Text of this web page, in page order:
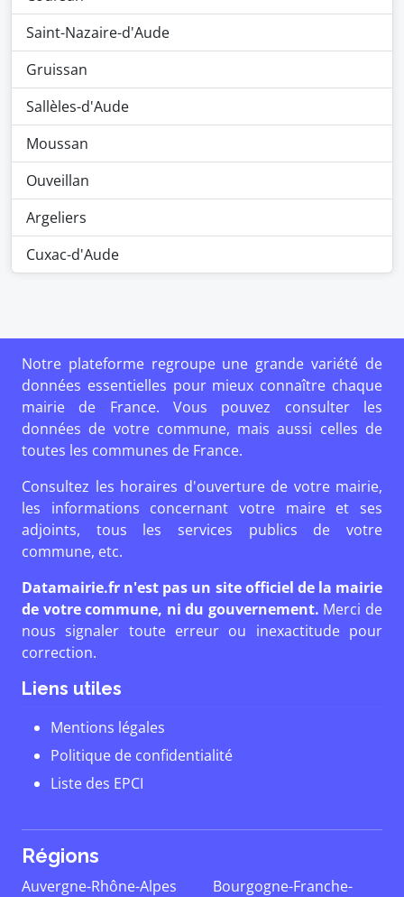
Saint-Nazaire-d'Aude
Gruissan
Sallèles-d'Aude
Moussan
Ouveillan
Argeliers
Cuxac-d'Aude
Notre plateforme regroupe une grande variété de
données essentielles pour mieux connaître chaque
mairie de France. Vous pouvez consulter les
données de votre commune, mais aussi celles de
toutes les communes de France.
Consultez les horaires d'ouverture de votre mairie,
les informations concernant votre maire et ses
adjoints, tous les services publics de votre
commune, etc.
Datamairie.fr n'est pas un site officiel de la mairie
de votre commune, ni du gouvernement. Merci de
nous signaler toute erreur ou inexactitude pour
correction.
Liens utiles
Mentions légales
Politique de confidentialité
Liste des EPCI
Régions
Auvergne-Rhône-Alpes
Bourgogne-Franche-